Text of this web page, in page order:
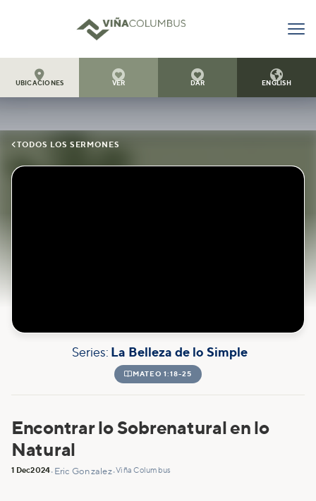

UBICACIONES

VER

DAR

ENGLISH
TODOS LOS SERMONES
Series: La Belleza de lo Simple
 MATEO 1:18-25
Encontrar lo Sobrenatural en lo
Natural
1 Dec2024• Eric Gonzalez•Viña Columbus